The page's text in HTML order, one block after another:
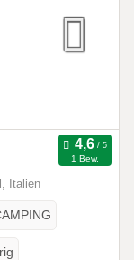
1 Bew.
Italien